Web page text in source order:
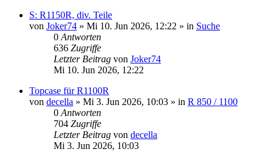
S: R1150R, div. Teile
von Joker74 » Mi 10. Jun 2026, 12:22 » in Suche
0 Antworten
636 Zugriffe
Letzter Beitrag von Joker74
Mi 10. Jun 2026, 12:22
Topcase für R1100R
von decella » Mi 3. Jun 2026, 10:03 » in R 850 / 1100
0 Antworten
704 Zugriffe
Letzter Beitrag von decella
Mi 3. Jun 2026, 10:03